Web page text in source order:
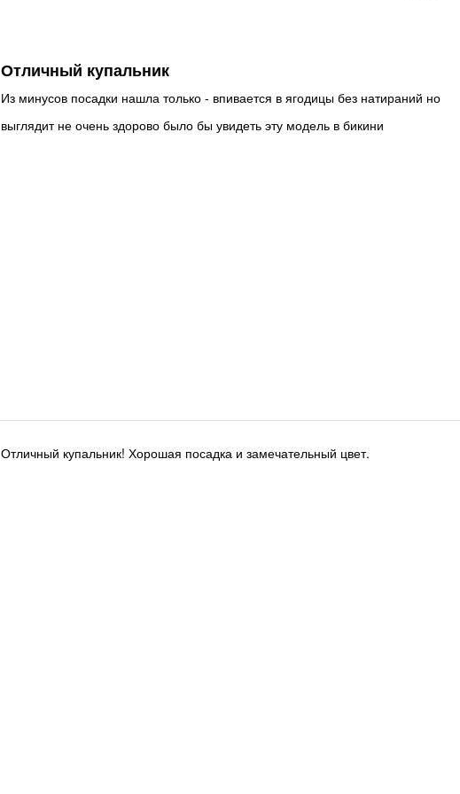
Среднее
Отличный купальник
Из минусов посадки нашла только - впивается в ягодицы без натираний но
выглядит не очень здорово было бы увидеть эту модель в бикини
Отличный купальник! Хорошая посадка и замечательный цвет.